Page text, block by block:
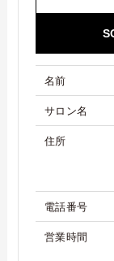
名前
サロン名
住所
電話番号
営業時間